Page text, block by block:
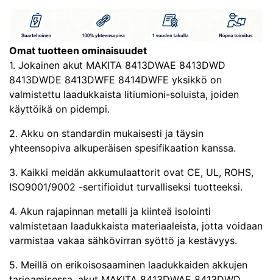
Omat tuotteen ominaisuudet
1. Jokainen akut MAKITA 8413DWAE 8413DWD
8413DWDE 8413DWFE 8414DWFE yksikkö on
valmistettu laadukkaista litiumioni-soluista, joiden
käyttöikä on pidempi.
2. Akku on standardin mukaisesti ja täysin
yhteensopiva alkuperäisen spesifikaation kanssa.
3. Kaikki meidän akkumulaattorit ovat CE, UL, ROHS,
ISO9001/9002 -sertifioidut turvalliseksi tuotteeksi.
4. Akun rajapinnan metalli ja kiinteä isolointi
valmistetaan laadukkaista materiaaleista, jotta voidaan
varmistaa vakaa sähkövirran syöttö ja kestävyys.
5. Meillä on erikoisosaaminen laadukkaiden akkujen